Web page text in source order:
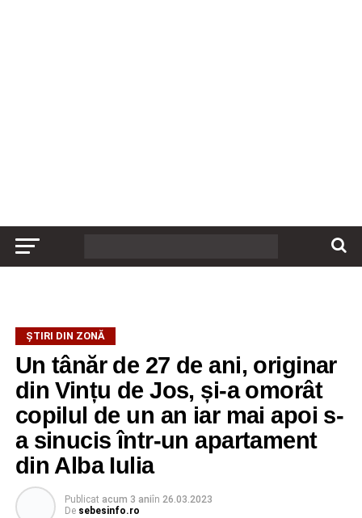
ȘTIRI DIN ZONĂ
Un tânăr de 27 de ani, originar
din Vințu de Jos, și-a omorât
copilul de un an iar mai apoi s-
a sinucis într-un apartament
din Alba Iulia
Publicat acum 3 aniîn 26.03.2023
De sebesinfo.ro